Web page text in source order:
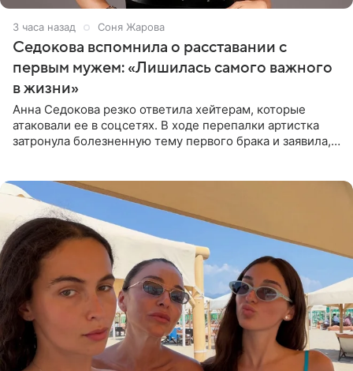
3 часа назад Соня Жарова
Седокова вспомнила о расставании с
первым мужем: «Лишилась самого важного
в жизни»
Анна Седокова резко ответила хейтерам, которые
атаковали ее в соцсетях. В ходе перепалки артистка
затронула болезненную тему первого брака и заявила,